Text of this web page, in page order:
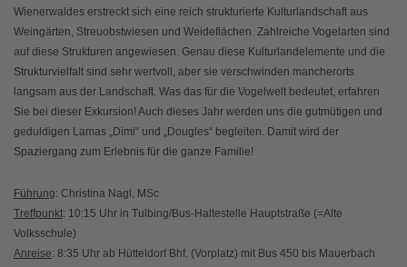
Wienerwaldes erstreckt sich eine reich strukturierte Kulturlandschaft aus
Weingärten, Streuobstwiesen und Weideflächen. Zahlreiche Vogelarten sind
auf diese Strukturen angewiesen. Genau diese Kulturlandelemente und die
Strukturvielfalt sind sehr wertvoll, aber sie verschwinden mancherorts
langsam aus der Landschaft. Was das für die Vogelwelt bedeutet, erfahren
Sie bei dieser Exkursion! Auch dieses Jahr werden uns die gutmütigen und
geduldigen Lamas „Dimi“ und „Dougles“ begleiten. Damit wird der
Spaziergang zum Erlebnis für die ganze Familie!
Führung: Christina Nagl, MSc
Treffpunkt: 10:15 Uhr in Tulbing/Bus-Haltestelle Hauptstraße (=Alte
Volksschule)
Anreise: 8:35 Uhr ab Hütteldorf Bhf. (Vorplatz) mit Bus 450 bis Mauerbach